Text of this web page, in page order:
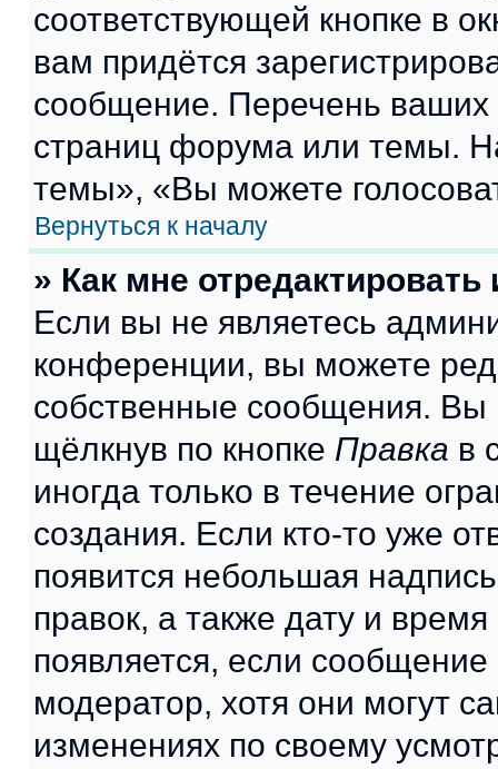
соответствующей кнопке в
вам придётся
сообщение. Перечень ваших
страниц форума или темы.
темы», «Вы можете
Вернуться к началу
» Как мне
Если вы не являетесь
конференции, вы можете
собственные сообщения. Вы
щёлкнув по кнопке Правка в
иногда только в течение
создания. Если кто-то уже
появится небольшая
правок, а также дату и
появляется, если
модератор, хотя они могут
изменениях по своему